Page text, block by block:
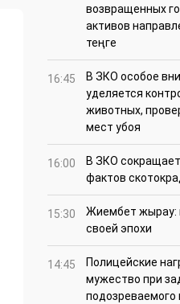
возвращенных
активов
теңге
16:45
В ЗКО особое
уделяется
животных,
мест убоя
16:00
В ЗКО
фактов
15:30
Жиембет жырау:
своей эпохи
14:45
Полицейские
мужество при
подозреваемого